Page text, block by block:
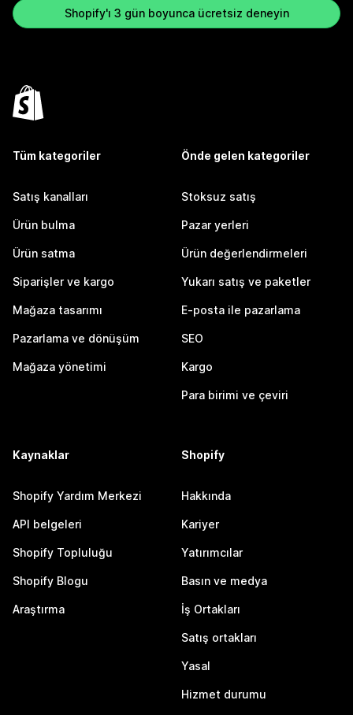
Shopify'ı 3 gün boyunca ücretsiz deneyin
Tüm kategoriler
Satış kanalları
Ürün bulma
Ürün satma
Siparişler ve kargo
Mağaza tasarımı
Pazarlama ve dönüşüm
Mağaza yönetimi
Önde gelen kategoriler
Stoksuz satış
Pazar yerleri
Ürün değerlendirmeleri
Yukarı satış ve paketler
E-posta ile pazarlama
SEO
Kargo
Para birimi ve çeviri
Kaynaklar
Shopify Yardım Merkezi
API belgeleri
Shopify Topluluğu
Shopify Blogu
Araştırma
Shopify
Hakkında
Kariyer
Yatırımcılar
Basın ve medya
İş Ortakları
Satış ortakları
Yasal
Hizmet durumu